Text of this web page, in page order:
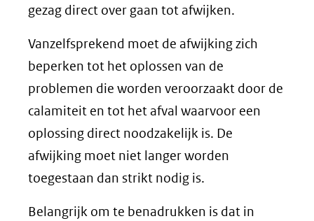
gezag direct over gaan tot afwijken.
Vanzelfsprekend moet de afwijking zich
beperken tot het oplossen van de
problemen die worden veroorzaakt door de
calamiteit en tot het afval waarvoor een
oplossing direct noodzakelijk is. De
afwijking moet niet langer worden
toegestaan dan strikt nodig is.
Belangrijk om te benadrukken is dat in